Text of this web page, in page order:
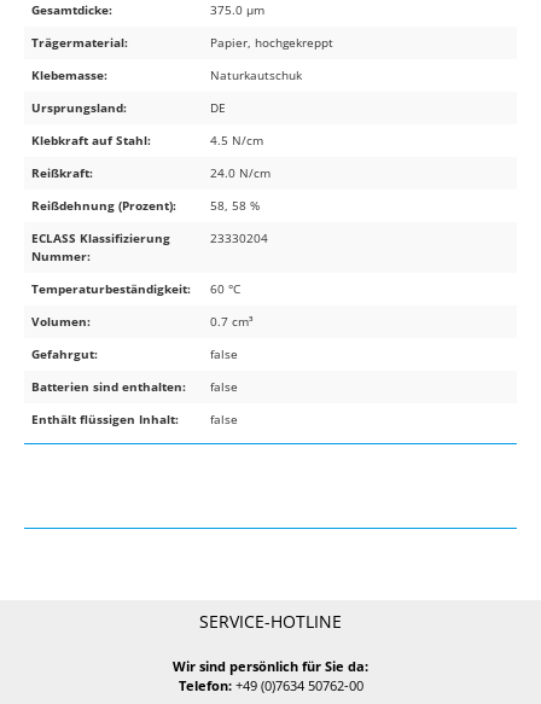
Gesamtdicke:
375.0 µm
Trägermaterial:
Papier, hochgekreppt
Klebemasse:
Naturkautschuk
Ursprungsland:
DE
Klebkraft auf Stahl:
4.5 N/cm
Reißkraft:
24.0 N/cm
Reißdehnung (Prozent):
58, 58 %
ECLASS Klassifizierung
Nummer:
23330204
Temperaturbeständigkeit:
60 °C
Volumen:
0.7 cm³
Gefahrgut:
false
Batterien sind enthalten:
false
Enthält flüssigen Inhalt:
false
SERVICE-HOTLINE
Wir sind persönlich für Sie da:
Telefon:+49 (0)7634 50762-00